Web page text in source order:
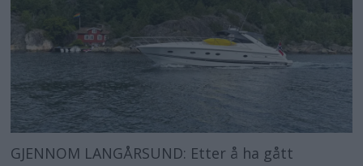
Video
GJENNOM LANGÅRSUND: Etter å ha gått